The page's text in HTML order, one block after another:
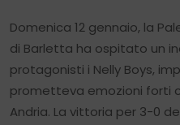
Domenica 12 gennaio, la
di Barletta ha ospitato un
protagonisti i Nelly Boys,
prometteva emozioni forti
Andria. La vittoria per 3-0